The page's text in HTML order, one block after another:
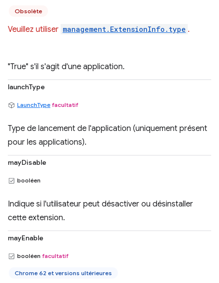
Obsolète
Veuillez utiliser management.ExtensionInfo.type .
"True" s'il s'agit d'une application.
launchType
LaunchType facultatif
Type de lancement de l'application (uniquement présent
pour les applications).
mayDisable
booléen
Indique si l'utilisateur peut désactiver ou désinstaller
cette extension.
mayEnable
booléen facultatif
Chrome 62 et versions ultérieures